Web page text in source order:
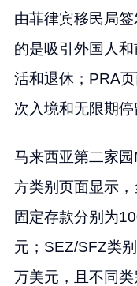
由菲律宾移民局
的是吸引外国人
活和退休；PRA
次入境和无限期停
马来西亚第二家
方类别页面显示
固定存款分别为
元；SEZ/SFZ类
万美元，且不同